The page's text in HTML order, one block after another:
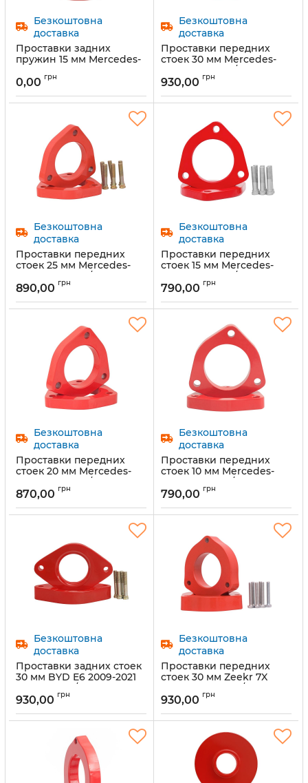
Безкоштовна
доставка
Проставки задних
пружин 15 мм Mercedes-
15-043/20)
Артикул: 1011-15-043/15
0,00 грн
Безкоштовна
доставка
Проставки передних
стоек 30 мм Mercedes-
Benz (1011-15-12/30)
Артикул: 1011-15-12/30
930,00 грн
Безкоштовна
доставка
Проставки передних
стоек 25 мм Mercedes-
Benz (1011-15-12/25)
Артикул: 1011-15-12/25
890,00 грн
Безкоштовна
доставка
Проставки передних
стоек 15 мм Mercedes-
Benz (1011-15-12/15)
Артикул: 1011-15-12/15
790,00 грн
Безкоштовна
доставка
Проставки передних
стоек 20 мм Mercedes-
Benz (1011-15-12/10)
Артикул: 1011-15-12/20
870,00 грн
Безкоштовна
доставка
Проставки передних
стоек 10 мм Mercedes-
Benz(1011-15-12/10)
Артикул: 1011-15-12/10
790,00 грн
Безкоштовна
доставка
Проставки задних стоек
30 мм BYD E6 2009-2021
(1045-15-002/30)
Артикул: 1045-15-005/30
930,00 грн
Безкоштовна
доставка
Проставки передних
стоек 30 мм Zeekr 7X
2024- (1077-15-02/30)
Артикул: 1077-15-02/30
930,00 грн